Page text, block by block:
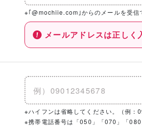
※｢@mochiie.com｣からのメールを受信
メールアドレスは正しく
※ハイフンは省略してください。（例
※携帯電話番号は「050」「070」「